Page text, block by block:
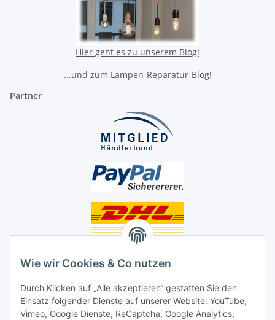
Wie wir Cookies & Co nutzen
Durch Klicken auf „Alle akzeptieren“ gestatten Sie den
Einsatz folgender Dienste auf unserer Website: YouTube,
Vimeo, Google Dienste, ReCaptcha, Google Analytics,
Hier geht es zu unserem Blog!
...und zum Lampen-Reparatur-Blog!
Partner
Social Media
Unsere Dienstleistungen